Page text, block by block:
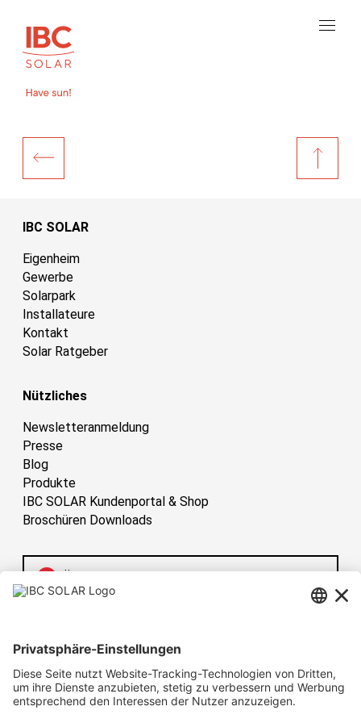
IBC SOLAR
Eigenheim
Gewerbe
Solarpark
Installateure
Kontakt
Solar Ratgeber
Nützliches
Newsletteranmeldung
Presse
Blog
Produkte
IBC SOLAR Kundenportal & Shop
Broschüren Downloads